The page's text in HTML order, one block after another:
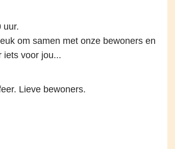
uur.
om samen met onze bewoners en
iets voor jou...
Lieve bewoners.